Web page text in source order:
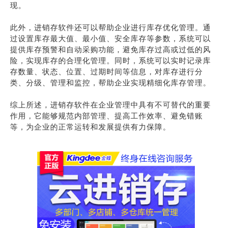
现。
此外，进销存软件还可以帮助企业进行库存优化管理。通
过设置库存最大值、最小值、安全库存等参数，系统可以
提供库存预警和自动采购功能，避免库存过高或过低的风
险，实现库存的合理化管理。同时，系统可以实时记录库
存数量、状态、位置、过期时间等信息，对库存进行分
类、分级、管理和监控，帮助企业实现精细化库存管理。
综上所述，进销存软件在企业管理中具有不可替代的重要
作用，它能够规范内部管理、提高工作效率、避免错账
等，为企业的正常运转和发展提供有力保障。